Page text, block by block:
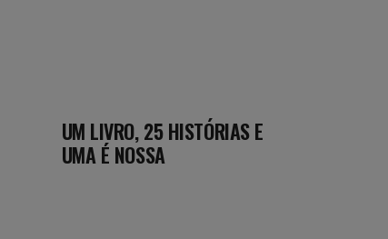
UM LIVRO, 25 HISTÓRIAS E
UMA É NOSSA